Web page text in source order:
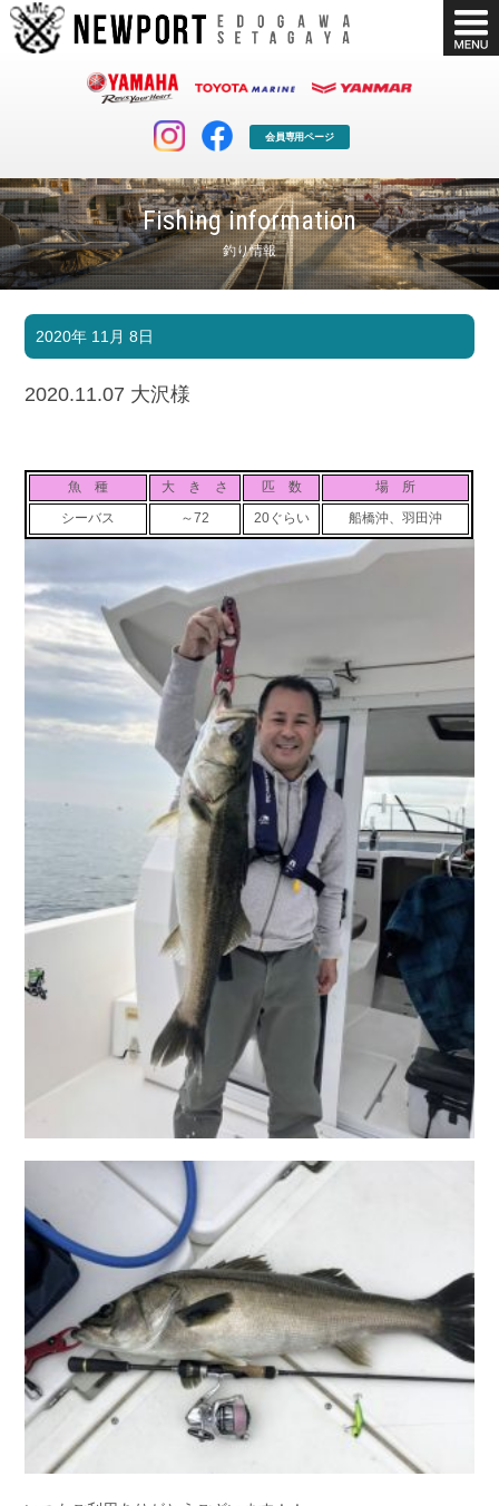
会員専用ページ
Fishing information
釣り情報
マリンクラブ
マリンライフを堪能したい！
ボート販売
ボート免許
長年の実績と信頼！
Shop Info. Blog
お問い合わせ 会社概要
Company
採用情報
Recruit
2020年 11月 8日
2020.11.07 大沢様
魚 種 大 き さ 匹 数
場 所
シーバス
～72 20ぐらい 船橋沖、羽田沖